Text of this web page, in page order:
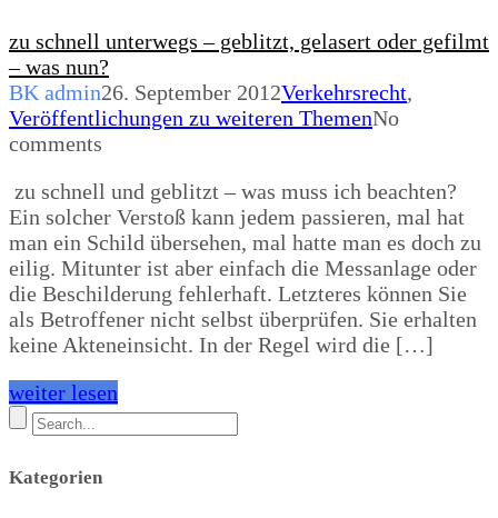
zu schnell unterwegs – geblitzt, gelasert oder gefilmt
– was nun?
BK admin26. September 2012Verkehrsrecht,
Veröffentlichungen zu weiteren ThemenNo
comments
zu schnell und geblitzt – was muss ich beachten?
Ein solcher Verstoß kann jedem passieren, mal hat
man ein Schild übersehen, mal hatte man es doch zu
eilig. Mitunter ist aber einfach die Messanlage oder
die Beschilderung fehlerhaft. Letzteres können Sie
als Betroffener nicht selbst überprüfen. Sie erhalten
keine Akteneinsicht. In der Regel wird die […]
weiter lesen
Kategorien